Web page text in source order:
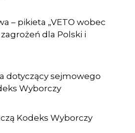
– pikieta „VETO wobec
dla Polski i
dotyczący sejmowego
Wyborczy
Kodeks Wyborczy